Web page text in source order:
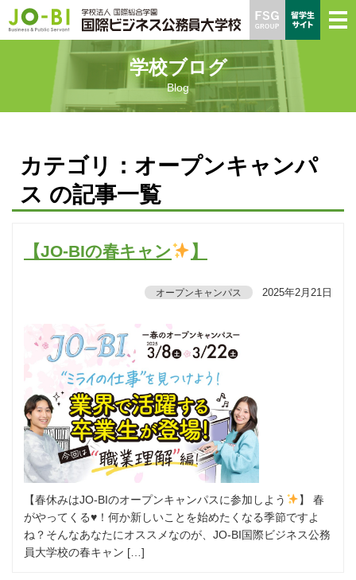
学校ブログ
Blog
カテゴリ：オープンキャンパ
ス の記事一覧
【JO-BIの春キャン 】
オープンキャンパス 2025年2月21日
【春休みはJO-BIのオープンキャンパスに参加しよう
】 春
がやってくる♥ ！何か新しいことを始めたくなる季節ですよ
ね？そんなあなたにオススメなのが、JO-BI国際ビジネス公務
員大学校の春キャン […]